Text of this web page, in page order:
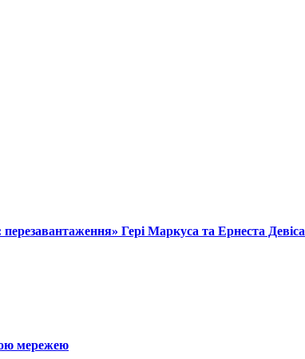
Гері Маркуса та Ернеста Девіса
мережею